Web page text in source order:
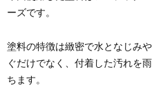
ーズです。
塗料の特徴は緻密で水となじみ
ぐだけでなく、付着した汚れを
ちます。